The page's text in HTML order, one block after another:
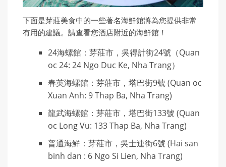
下面是芽莊美食中的一些著名海鮮館將為您提供非常
有用的建議。請查看您酒店附近的海鮮館！
24海螺館：芽莊市，吳得計街24號（Quan
oc 24: 24 Ngo Duc Ke, Nha Trang）
春英海螺館：芽莊市，塔巴街9號 (Quan oc
Xuan Anh: 9 Thap Ba, Nha Trang)
龍武海螺館：芽莊市，塔巴街133號 (Quan
oc Long Vu: 133 Thap Ba, Nha Trang)
普通海鮮：芽莊市，吳士連街6號 (Hai san
binh dan : 6 Ngo Si Lien, Nha Trang)